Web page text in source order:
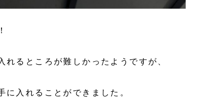
るところが難しかったようですが、
に入れることができました。